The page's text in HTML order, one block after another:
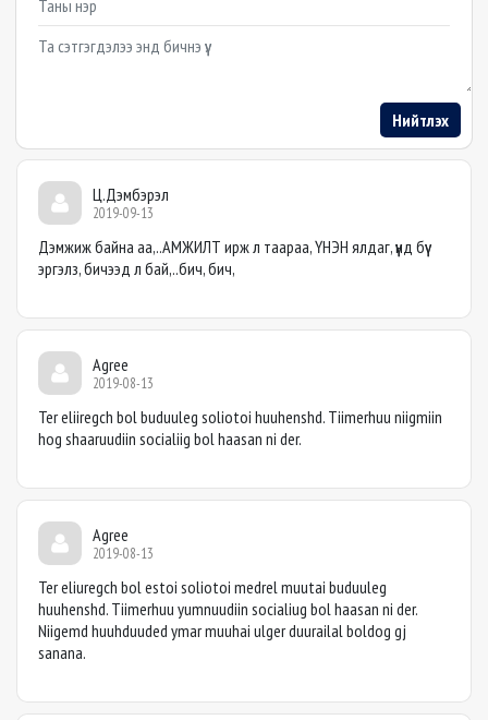
Example textarea
Нийтлэх
Ц.Дэмбэрэл
2019-09-13
Дэмжиж байна аа,..АМЖИЛТ ирж л таараа, ҮНЭН ялдаг, үүнд бүү
эргэлз, бичээд л бай,..бич, бич,
Agree
2019-08-13
Ter eliiregch bol buduuleg soliotoi huuhenshd. Tiimerhuu niigmiin
hog shaaruudiin socialiig bol haasan ni der.
Agree
2019-08-13
Ter eliuregch bol estoi soliotoi medrel muutai buduuleg
huuhenshd. Tiimerhuu yumnuudiin socialiug bol haasan ni der.
Niigemd huuhduuded ymar muuhai ulger duurailal boldog gj
sanana.